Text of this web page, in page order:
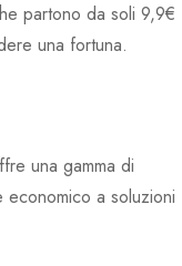
partono da soli 9,9€
una fortuna.
una gamma di
a soluzioni